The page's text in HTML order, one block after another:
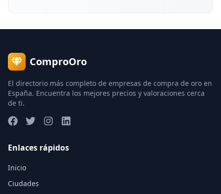
ComproOro
El directorio más completo de empresas de compra de oro en
España. Encuentra los mejores precios y valoraciones cerca
de ti.
Enlaces rápidos
Inicio
Ciudades